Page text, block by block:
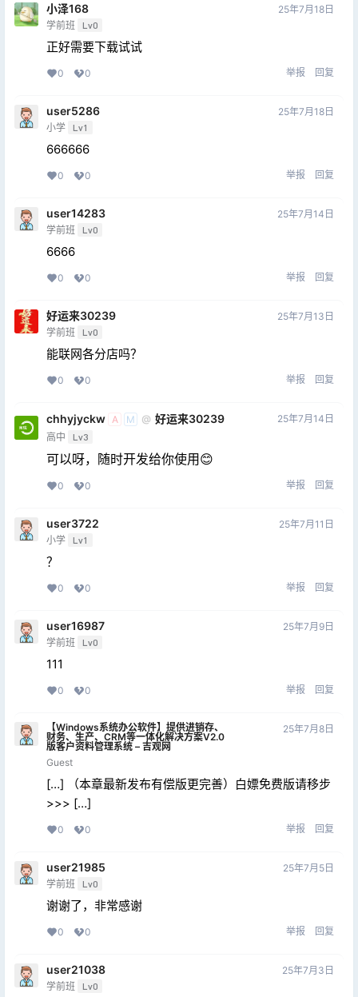
小泽168
学前班 Lv0
25年7月18日
正好需要下载试试
0 0 举报 回复
user5286
小学 Lv1
25年7月18日
666666
0 0 举报 回复
user14283
学前班 Lv0
25年7月14日
6666
0 0 举报 回复
好运来30239
学前班 Lv0
25年7月13日
能联网各分店吗？
0 0 举报 回复
chhyjyckw A M @ 好运来30239
高中 Lv3
25年7月14日
可以呀，随时开发给你使用😊
0 0 举报 回复
user3722
小学 Lv1
25年7月11日
？
0 0 举报 回复
user16987
学前班 Lv0
25年7月9日
111
0 0 举报 回复
【Windows系统办公软件】提供进销存、
财务、生产、CRM等一体化解决方案V2.0
版客户资料管理系统 – 吉观网
Guest
25年7月8日
[…] （本章最新发布有偿版更完善）白嫖免费版请移步
>>> […]
0 0 举报 回复
user21985
学前班 Lv0
25年7月5日
谢谢了，非常感谢
0 0 举报 回复
user21038
学前班 Lv0
25年7月3日